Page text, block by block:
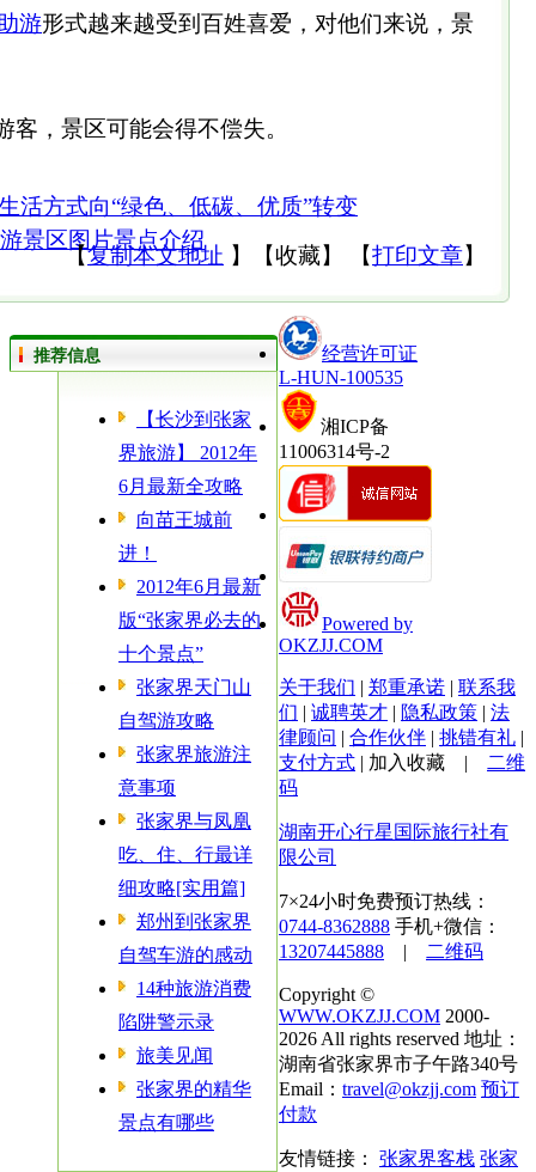
游形式越来越受到百姓喜爱，对他们来说，景
客，景区可能会得不偿失。
活方式向“绿色、低碳、优质”转变
景区图片景点介绍
【复制本文地址 】 【收藏】 【打印文章】
推荐信息
【长沙到张家
界旅游】 2012年
6月最新全攻略
向苗王城前
进！
2012年6月最新
版“张家界必去的
十个景点”
张家界天门山
自驾游攻略
张家界旅游注
意事项
张家界与凤凰
吃、住、行最详
细攻略[实用篇]
郑州到张家界
自驾车游的感动
14种旅游消费
陷阱警示录
旅美见闻
张家界的精华
景点有哪些
经营许可证
L-HUN-100535
湘ICP备
11006314号-2
Powered by
OKZJJ.COM
关于我们 | 郑重承诺 | 联系我
们 | 诚聘英才 | 隐私政策 | 法
律顾问 | 合作伙伴 | 挑错有礼 |
支付方式 | 加入收藏 |
二维
码
湖南开心行星国际旅行社有
限公司
7×24小时免费预订热线：
0744-8362888 手机+微信：
13207445888 | 二维码
Copyright ©
WWW.OKZJJ.COM 2000-
2026 All rights reserved 地址：
湖南省张家界市子午路340号
Email： travel@okzjj.com 预订
付款
友情链接： 张家界客栈 张家